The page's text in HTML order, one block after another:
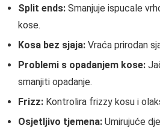
Split ends: Smanjuje ispucale
kose.
Kosa bez sjaja: Vraća prirodan
Problemi s opadanjem kose:
smanjiti opadanje.
Frizz: Kontrolira frizzy kosu i
Osjetljivo tjemena: Umirujuće